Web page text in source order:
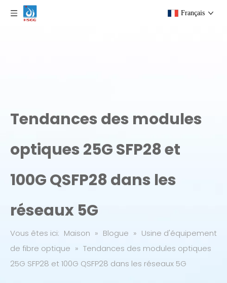
Français
Tendances des modules
optiques 25G SFP28 et
100G QSFP28 dans les
réseaux 5G
Vous êtes ici: Maison » Blogue » Usine d'équipement
de fibre optique » Tendances des modules optiques
25G SFP28 et 100G QSFP28 dans les réseaux 5G